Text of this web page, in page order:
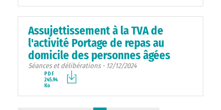
Assujettissement à la TVA de
l'activité Portage de repas au
domicile des personnes âgées
Séances et délibérations - 12/12/2024
PDF
245.94
Ko